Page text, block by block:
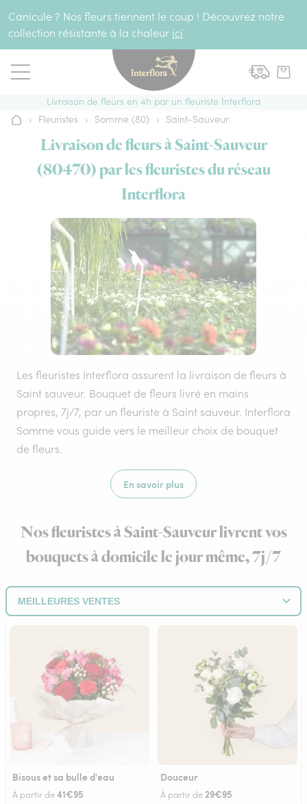
Canicule ? Nos fleurs tiennent le coup ! Découvrez notre
collection résistante à la chaleur ici
Livraison de fleurs en 4h par un fleuriste Interflora
Accueil
› Fleuristes › Somme (80) › Saint-Sauveur
Livraison de fleurs à Saint-Sauveur
(80470) par les fleuristes du réseau
Interflora
Les fleuristes Interflora assurent la livraison de fleurs à
Saint sauveur. Bouquet de fleurs livré en mains
propres, 7j/7, par un fleuriste à Saint sauveur. Interflora
Somme vous guide vers le meilleur choix de bouquet
de fleurs.
En savoir plus
Nos fleuristes à Saint-Sauveur livrent vos
bouquets à domicile le jour même, 7j/7
Bisous et sa bulle d'eau
À partir de41€95
Douceur
À partir de29€95